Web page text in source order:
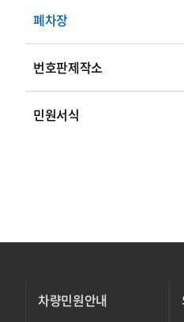
폐차장
번호판제작소
민원서식
차량민원안내